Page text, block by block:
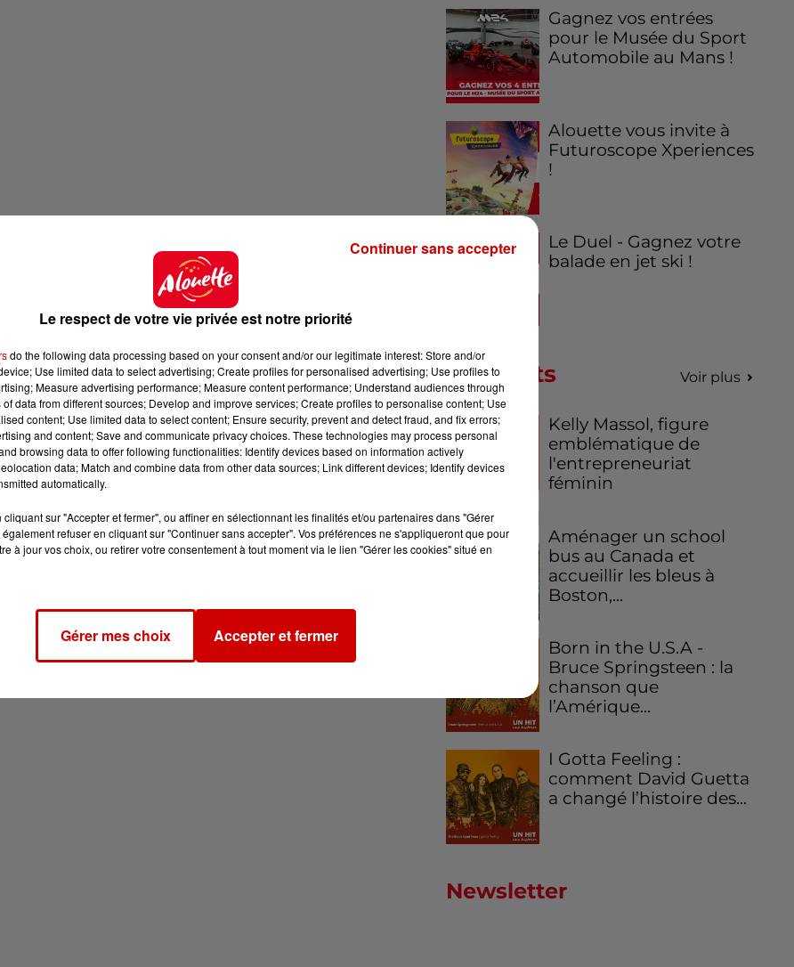
Gagnez vos entrées
pour le Musée du Sport
Automobile au Mans !
Alouette vous invite à
Futuroscope Xperiences
!
Le Duel - Gagnez votre
balade en jet ski !
Podcasts Voir plus
Kelly Massol, figure
emblématique de
l'entrepreneuriat
féminin
Aménager un school
bus au Canada et
accueillir les bleus à
Boston,...
Born in the U.S.A -
Bruce Springsteen : la
chanson que
l’Amérique...
I Gotta Feeling :
comment David Guetta
a changé l’histoire des...
Newsletter
Le respect de votre vie privée est notre priorité
do the following data processing based on your consent and/or our legitimate interest: Store and/or
Use limited data to select advertising; Create profiles for personalised advertising; Use profiles to
Measure advertising performance; Measure content performance; Understand audiences through
data from different sources; Develop and improve services; Create profiles to personalise content; Use
content; Use limited data to select content; Ensure security, prevent and detect fraud, and fix errors;
and content; Save and communicate privacy choices. These technologies may process personal
browsing data to offer following functionalities: Identify devices based on information actively
data; Match and combine data from other data sources; Link different devices; Identify devices
automatically.
sur "Accepter et fermer", ou affiner en sélectionnant les finalités et/ou partenaires dans "Gérer
refuser en cliquant sur "Continuer sans accepter". Vos préférences ne s'appliqueront que pour
à jour vos choix, ou retirer votre consentement à tout moment via le lien "Gérer les cookies" situé en
Gérer mes choix Accepter et fermer
Continuer sans accepter